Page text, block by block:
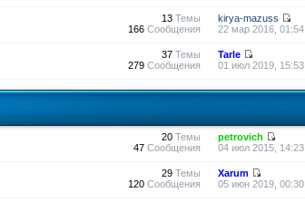
13Темы
166Сообщения
kirya-mazuss
22 мар 2016, 01:54
37Темы
279Сообщения
Tarle
01 июл 2019, 15:53
20Темы
47Сообщения
petrovich
04 июл 2015, 14:23
29Темы
120Сообщения
Xarum
05 июн 2019, 00:30